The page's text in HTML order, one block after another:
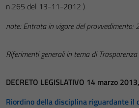
n.265 del 13-11-2012 )
note:Entrata in vigore del
Riferimenti generali in tema di Trasparenza
DECRETO LEGISLATIVO 14 marzo
Riordino della disciplina riguardante il